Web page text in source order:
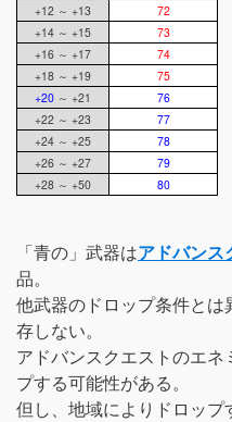
+12 ～ +13
72
+14 ～ +15
73
+16 ～ +17
74
+18 ～ +19
75
+20 ～ +21
76
+22 ～ +23
77
+24 ～ +25
78
+26 ～ +27
79
+28 ～ +50
80
「青の」武器はアドバンス
品。
他武器のドロップ条件と
存しない。
アドバンスクエストのエ
プする可能性がある。
但し、地域によりドロップ